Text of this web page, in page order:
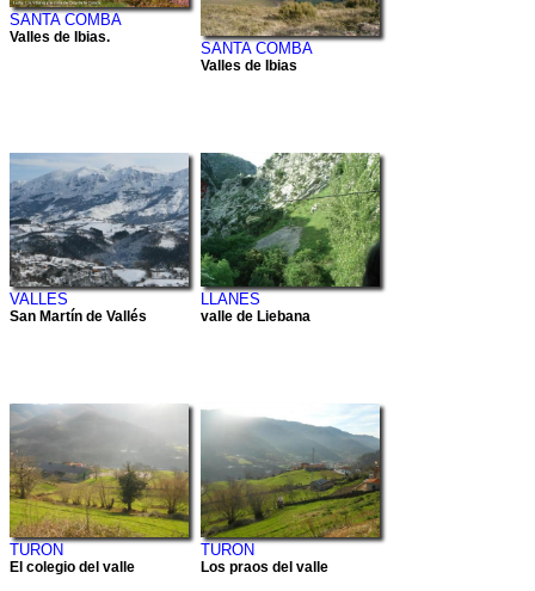
SANTA COMBA
Valles de Ibias.
SANTA COMBA
Valles de Ibias
VALLES
San Martín de Vallés
LLANES
valle de Liebana
TURON
El colegio del valle
TURON
Los praos del valle